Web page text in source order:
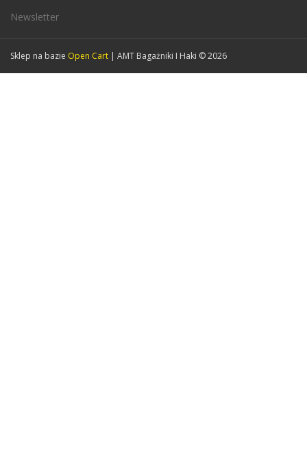
Newsletter
Sklep na bazie Open Cart | AMT Bagażniki I Haki © 2026